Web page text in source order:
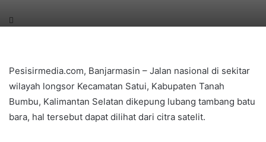
Pesisirmedia.com, Banjarmasin – Jalan nasional di sekitar
wilayah longsor Kecamatan Satui, Kabupaten Tanah
Bumbu, Kalimantan Selatan dikepung lubang tambang batu
bara, hal tersebut dapat dilihat dari citra satelit.